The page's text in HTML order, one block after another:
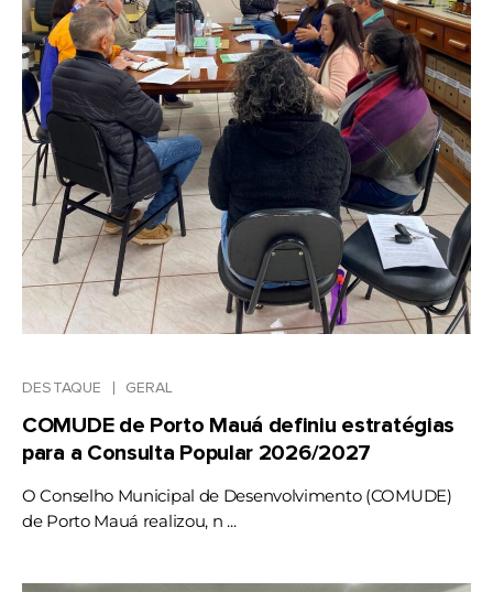
DESTAQUE GERAL
COMUDE de Porto Mauá definiu estratégias
para a Consulta Popular 2026/2027
O Conselho Municipal de Desenvolvimento (COMUDE)
de Porto Mauá realizou, n ...